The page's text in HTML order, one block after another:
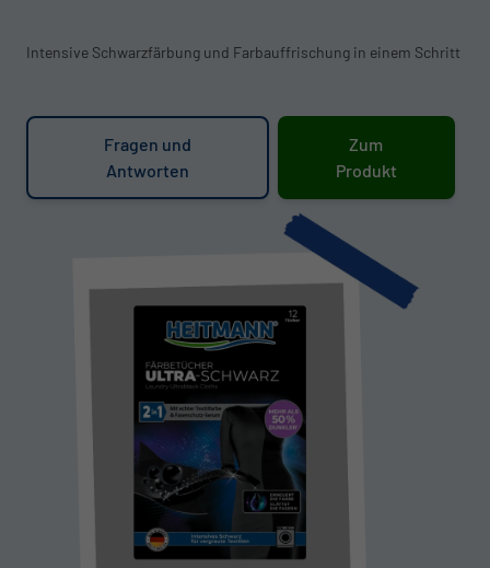
Intensive Schwarzfärbung und Farbauffrischung in einem Schritt
Fragen und
Antworten
Zum
Produkt